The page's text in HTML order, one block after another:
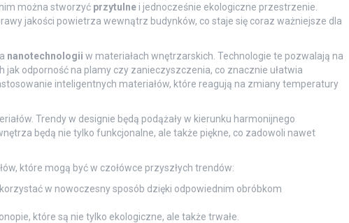
można stworzyć przytulnei jednocześnie ekologiczne przestrzenie.
jakości powietrza wewnątrz budynków, co staje się coraz ważniejsze dla
nanotechnologii w materiałach wnętrzarskich. Technologie te pozwalają na
jak odporność na plamy czy zanieczyszczenia, co znacznie ułatwia
inteligentnych materiałów, które reagują na zmiany temperatury
Trendy w designie będą podążały w kierunku harmonijnego
będą nie tylko funkcjonalne, ale także piękne, co zadowoli nawet
które mogą być w czołówce przyszłych trendów:
w nowoczesny sposób dzięki odpowiednim obróbkom
które są nie tylko ekologiczne, ale także trwałe.